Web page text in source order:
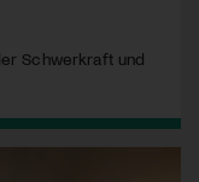
Schwerkraft und